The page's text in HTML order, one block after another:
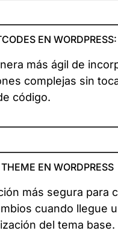
EN WORDPRESS:
más ágil de
complejas sin
código.
EN WORDPRESS
más segura para
cuando llegue
del tema base.